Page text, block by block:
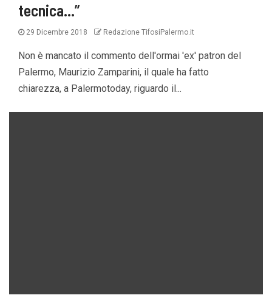
tecnica…”
29 Dicembre 2018 Redazione TifosiPalermo.it
Non è mancato il commento dell'ormai 'ex' patron del
Palermo, Maurizio Zamparini, il quale ha fatto
chiarezza, a Palermotoday, riguardo il...